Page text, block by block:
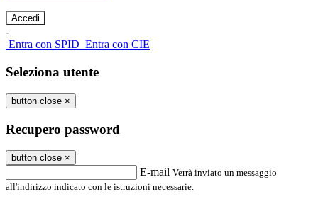
-
Entra con SPID Entra con CIE
Seleziona utente
button close ×
Recupero password
button close ×
E-mail Verrà inviato un messaggio
all'indirizzo indicato con le istruzioni necessarie.